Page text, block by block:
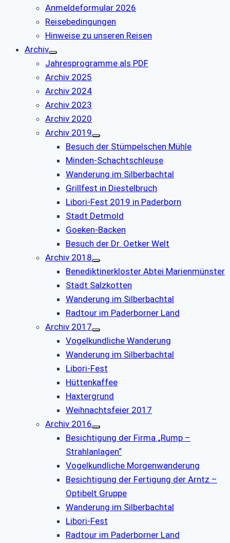
Anmeldeformular 2026
Reisebedingungen
Hinweise zu unseren Reisen
Archiv
Jahresprogramme als PDF
Archiv 2025
Archiv 2024
Archiv 2023
Archiv 2020
Archiv 2019
Besuch der Stümpelschen Mühle
Minden-Schachtschleuse
Wanderung im Silberbachtal
Grillfest in Diestelbruch
Libori-Fest 2019 in Paderborn
Stadt Detmold
Goeken-Backen
Besuch der Dr. Oetker Welt
Archiv 2018
Benediktinerkloster Abtei Marienmünster
Stadt Salzkotten
Wanderung im Silberbachtal
Radtour im Paderborner Land
Archiv 2017
Vogelkundliche Wanderung
Wanderung im Silberbachtal
Libori-Fest
Hüttenkaffee
Haxtergrund
Weihnachtsfeier 2017
Archiv 2016
Besichtigung der Firma „Rump –
Strahlanlagen“
Vogelkundliche Morgenwanderung
Besichtigung der Fertigung der Arntz –
Optibelt Gruppe
Wanderung im Silberbachtal
Libori-Fest
Radtour im Paderborner Land